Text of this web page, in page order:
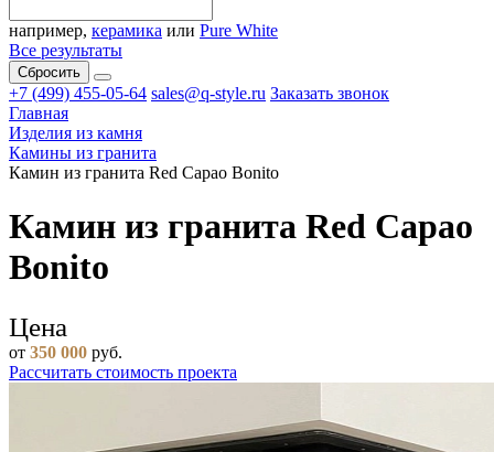
например, керамика или Pure White
Все результаты
Сбросить
+7 (499) 455-05-64 sales@q-style.ru Заказать звонок
Главная
Изделия из камня
Камины из гранита
Камин из гранита Red Capao Bonito
Камин из гранита Red Capao
Bonito
Цена
от 350 000 руб.
Рассчитать стоимость проекта